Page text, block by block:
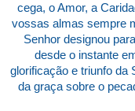
cega, o Amor, a
vossas almas sempre
Senhor designou
desde o instante
glorificação e triunfo da
da graça sobre o